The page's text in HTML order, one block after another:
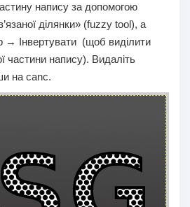
напису за допомогою
ділянки» (fuzzy tool), а
→ Інвертувати (щоб виділити
частини напису). Видаліть
на canc.